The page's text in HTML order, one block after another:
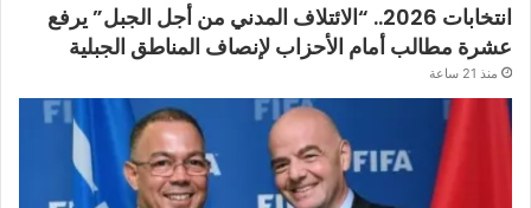
انتخابات 2026.. “الائتلاف المدني من أجل الجبل” يرفع
عشرة مطالب أمام الأحزاب لإنصاف المناطق الجبلية
منذ 21 ساعة